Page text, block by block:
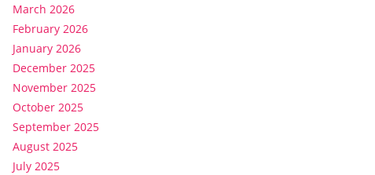
March 2026
February 2026
January 2026
December 2025
November 2025
October 2025
September 2025
August 2025
July 2025